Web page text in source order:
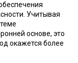
Учитывая
основе, это
окажется более